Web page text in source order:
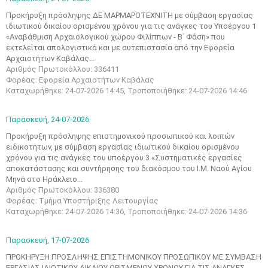
Προκήρυξη πρόσληψης ΔΕ ΜΑΡΜΑΡΟΤΕΧΝΙΤΗ με σύμβαση εργασίας
ιδιωτικού δικαίου ορισμένου χρόνου για τις ανάγκες του Υποέργου 1
«Αναβάθμιση Αρχαιολογικού χώρου Φιλίππων - Β΄ Φάση» που
εκτελείται απολογιστικά και με αυτεπιστασία από την Εφορεία
Αρχαιοτήτων Καβάλας...
Αριθμός Πρωτοκόλλου: 336411
Φορέας: Εφορεία Αρχαιοτήτων Καβάλας
Καταχωρήθηκε: 24-07-2026 14:45, Τροποποιήθηκε: 24-07-2026 14:46
Παρασκευή, 24-07-2026
Προκήρυξη πρόσληψης επιστημονικού προσωπικού και λοιπών
ειδικοτήτων, με σύμβαση εργασίας ιδιωτικού δικαίου ορισμένου
χρόνου για τις ανάγκες του υποέργου 3 «Συστηματικές εργασίες
αποκατάστασης και συντήρησης του διακόσμου του Ι.Μ. Ναού Αγίου
Μηνά στο Ηράκλειο...
Αριθμός Πρωτοκόλλου: 336380
Φορέας: Τμήμα Υποστήριξης Λειτουργίας
Καταχωρήθηκε: 24-07-2026 14:36, Τροποποιήθηκε: 24-07-2026 14:36
Παρασκευή, 17-07-2026
ΠΡΟΚΗΡΥΞΗ ΠΡΟΣΛΗΨΗΣ ΕΠΙΣΤΗΜΟΝΙΚΟΥ ΠΡΟΣΩΠΙΚΟΥ ΜΕ ΣΥΜΒΑΣΗ